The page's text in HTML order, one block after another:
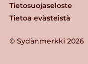
© Sydänmerkki 2026
Tietosuojaseloste
Tietoa evästeistä